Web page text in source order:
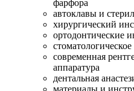
фарфора
автоклавы и
хирургический
ортодонтические
современная
аппаратура
дентальная
материалы и